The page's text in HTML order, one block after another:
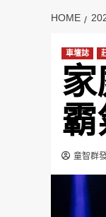
HOME
車壇誌
霸
童智群